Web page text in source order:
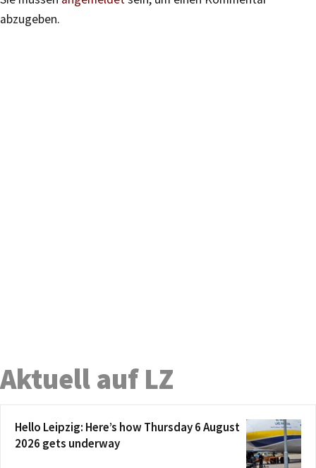
abzugeben.
Aktuell auf LZ
Hello Leipzig: Here’s how Thursday 6 August
2026 gets underway